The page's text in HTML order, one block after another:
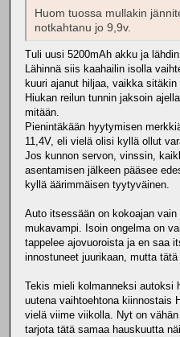
Huom tuossa mullakin
notkahtanu jo 9,9v.
Tuli uusi 5200mAh akku ja
Lähinnä siis kaahailin isolla
kuuri ajanut hiljaa, vaikka sitäkin
Hiukan reilun tunnin jaksoin
mitään.
Pienintäkään hyytymisen
11,4V, eli vielä olisi kyllä ollut
Jos kunnon servon, vinssin,
asentamisen jälkeen pääsee
kyllä äärimmäisen tyytyväinen.
Auto itsessään on kokoajan
mukavampi. Isoin ongelma on
tappelee ajovuoroista ja en saa
innostuneet juurikaan, mutta
Tekis mieli kolmanneksi autoksi
uutena vaihtoehtona kiinnostais
vielä viime viikolla. Nyt on
tarjota tätä samaa hauskuutta